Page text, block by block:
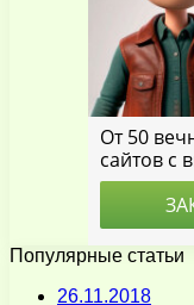
Популярные статьи
26.11.2018